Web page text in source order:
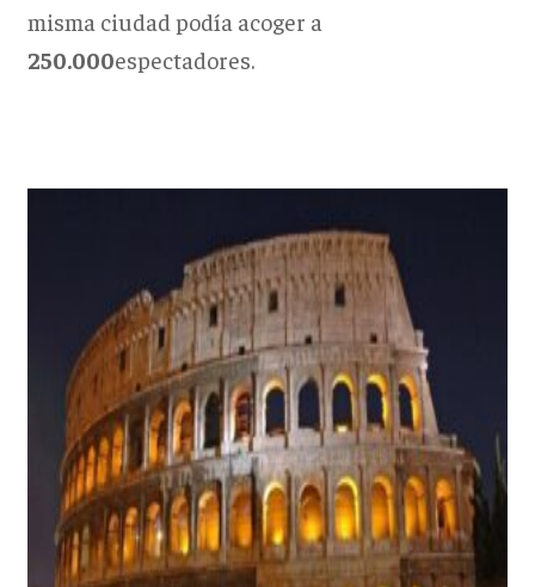
misma ciudad podía acoger a
250.000espectadores.